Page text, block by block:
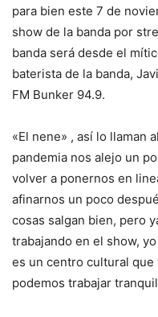
para bien este 7 de
show de la banda por
banda será desde el
baterista de la banda,
FM Bunker 94.9.
«El nene» , así lo llaman
pandemia nos alejo un
volver a ponernos en
afinarnos un poco
cosas salgan bien, pero
trabajando en el show,
es un centro cultural
podemos trabajar